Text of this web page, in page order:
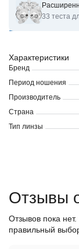
длительном
помещениях.
пользователей
линз каждый день
Показать
Характеристики
Бренд
Период ношения
Производитель
Страна
Тип линзы
33 теста
Отзывы
Отзывов пока
правильный